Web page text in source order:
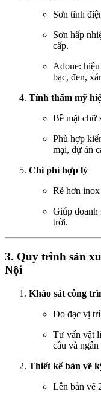
Sơn tĩnh
Sơn hấp
cấp.
Adone:
bạc, đen,
Tính thẩm mỹ
Bề mặt chữ
Phù hợp
mại, dự án
Chi phí hợp lý
Rẻ hơn
Giúp doanh
trời.
3. Quy trình sản
Nội
Khảo sát công
Đo đạc vị
Tư vấn vật
cầu và ngân
Thiết kế bản vẽ
Lên bản vẽ